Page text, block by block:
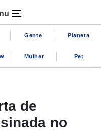
Gente Planeta
Mulher Pet
de
no